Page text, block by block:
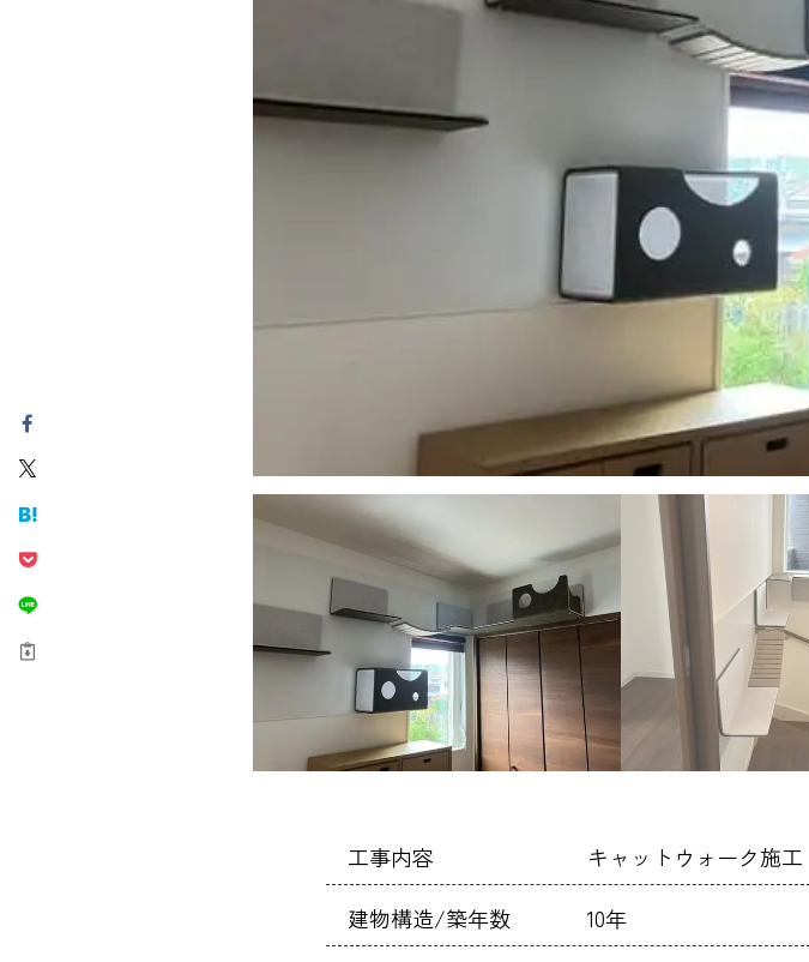
工事内容
キャットウォーク施工
建物構造/築年数
10年